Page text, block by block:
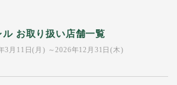
ル お取り扱い店舗一覧
3月11日(月) ～2026年12月31日(木)